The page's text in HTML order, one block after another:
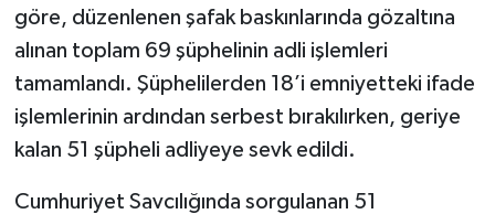
göre, düzenlenen şafak baskınlarında gözaltına
alınan toplam 69 şüphelinin adli işlemleri
tamamlandı. Şüphelilerden 18’i emniyetteki ifade
işlemlerinin ardından serbest bırakılırken, geriye
kalan 51 şüpheli adliyeye sevk edildi.
Cumhuriyet Savcılığında sorgulanan 51